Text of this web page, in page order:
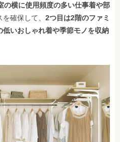
の横に使用頻度の多い仕事着や部
確保して、 2つ目は2階のファミ
低いおしゃれ着や季節モノを収納